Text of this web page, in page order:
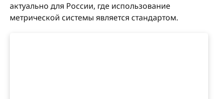
актуально для России, где использование
метрической системы является стандартом.